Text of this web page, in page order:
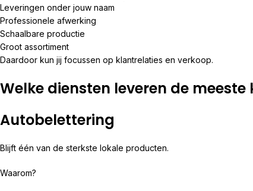
Leveringen onder jouw naam
Professionele afwerking
Schaalbare productie
Groot assortiment
Daardoor kun jij focussen op klantrelaties en verkoop.
Welke diensten leveren de meeste
Autobelettering
Blijft één van de sterkste lokale producten.
Waarom?